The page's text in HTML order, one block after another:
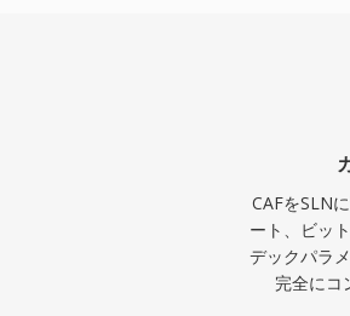
CAFをSLN
ート、ビッ
デックパラ
完全にコ